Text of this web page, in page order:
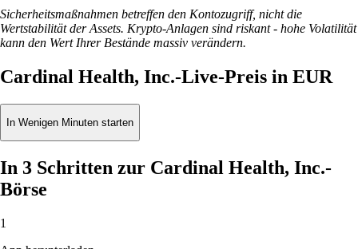
Sicherheitsmaßnahmen betreffen den Kontozugriff, nicht die
Wertstabilität der Assets. Krypto-Anlagen sind riskant - hohe Volatilität
kann den Wert Ihrer Bestände massiv verändern.
Cardinal Health, Inc.-Live-Preis in EUR
In Wenigen Minuten starten
In 3 Schritten zur Cardinal Health, Inc.-
Börse
1